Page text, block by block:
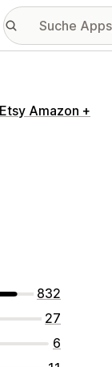
Amazon +
832
27
6